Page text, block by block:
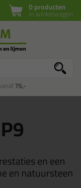
0 producten
in winkelwagen
vanaf75,-
en een
en natuursteen